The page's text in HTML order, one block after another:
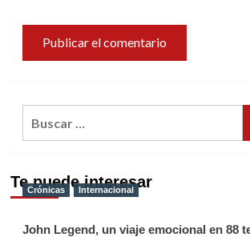
Te puede interesar
Crónicas Internacional
John Legend, un viaje emocional en 88